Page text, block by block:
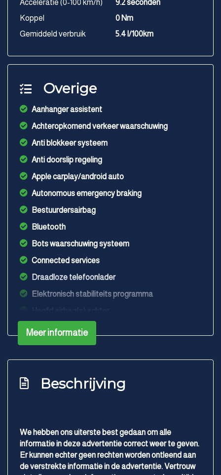
Acceleratie (0-100 km/h)
9.2 seconden
Koppel
0 Nm
Gemiddeld verbruik
5.4 l/100km
Overige
Aanhanger assistent
Achteropkomend verkeer waarschuwing
Anti blokkeer systeem
Anti doorslip regeling
Apple carplay/android auto
Autonomous emergency braking
Bestuurdersairbag
Bluetooth
Bots waarschuwing systeem
Connected services
Draadloze telefoonlader
Elektronisch stabiliteits programma
Hoofd airbag(s) voor
Keyless start
Kruisend verkeer detectie
Passagiersairbag
Vervolgbotsing preventie
Volledig digitaal instrumentenpaneel
Zij airbag(s) voor
Meer informatie
Beschrijving
We hebben ons uiterste best gedaan om alle
informatie in deze advertentie correct weer te geven.
Er kunnen echter geen rechten worden ontleend aan
de verstrekte informatie in de advertentie. Vertrouw